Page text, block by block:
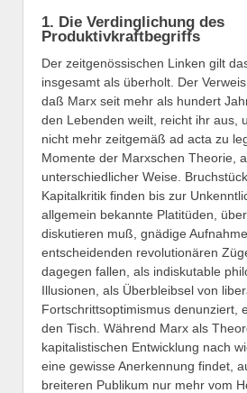
1. Die Verdinglichung des
Produktivkraftbegriffs
Der zeitgenössischen Linken gilt
insgesamt als überholt. Der
daß Marx seit mehr als hundert
den Lebenden weilt, reicht ihr aus,
nicht mehr zeitgemäß ad acta zu
Momente der Marxschen Theorie,
unterschiedlicher Weise.
Kapitalkritik finden bis zur
allgemein bekannte Platitüden,
diskutieren muß, gnädige
entscheidenden revolutionären
dagegen fallen, als indiskutable
Illusionen, als Überbleibsel von
Fortschrittsoptimismus denunziert,
den Tisch. Während Marx als
kapitalistischen Entwicklung nach
eine gewisse Anerkennung findet,
breiteren Publikum nur mehr vom